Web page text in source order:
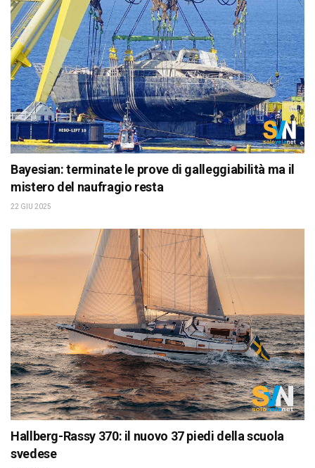
Bayesian: terminate le prove di galleggiabilità ma il
mistero del naufragio resta
22 GIU 2025
Hallberg-Rassy 370: il nuovo 37 piedi della scuola
svedese